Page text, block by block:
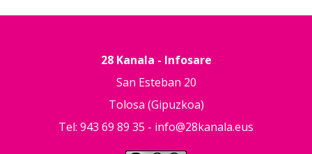
28 Kanala - Infosare
San Esteban 20
Tolosa (Gipuzkoa)
Tel: 943 69 89 35 - info@28kanala.eus